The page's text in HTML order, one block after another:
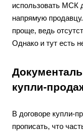
использовать МСК
напрямую
проще, ведь
Однако и тут есть
купли-
В договоре купли-
прописать, что